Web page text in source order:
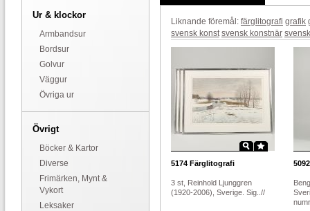
Ur & klockor
Armbandsur
Bordsur
Golvur
Väggur
Övriga ur
Övrigt
Böcker & Kartor
Diverse
Frimärken, Mynt &
Vykort
Leksaker
Liknande föremål: färglitografi grafik
svensk konst svensk konstnär
5174 Färglitografi
3 st, Reinhold Ljunggren
(1920-2006), Sverige. Sig..//
5092